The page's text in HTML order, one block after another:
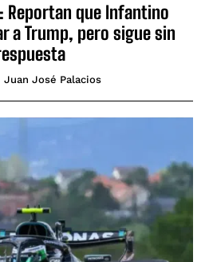
Reportan que Infantino
a Trump, pero sigue sin
Juan José Palacios